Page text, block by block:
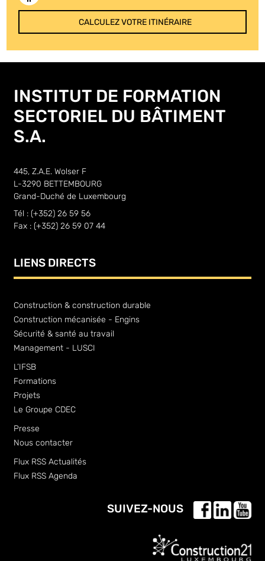
CALCULEZ VOTRE ITINÉRAIRE
INSTITUT DE FORMATION
SECTORIEL DU BÂTIMENT
S.A.
445, Z.A.E. Wolser F
L-3290 BETTEMBOURG
Grand-Duché de Luxembourg
Tél : (+352) 26 59 56
Fax : (+352) 26 59 07 44
LIENS DIRECTS
Construction & construction durable
Construction mécanisée - Engins
Sécurité & santé au travail
Management - LUSCI
L’IFSB
Formations
Projets
Le Groupe CDEC
Presse
Nous contacter
Flux RSS Actualités
Flux RSS Agenda
SUIVEZ-NOUS